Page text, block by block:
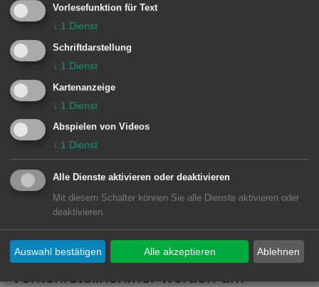
des Fußgängerüberweges ist darauf
zurückzuführen, dass die
Fußgängerüberwege an diesem
Einmündungsbereich bereits im Jahr
1977 und damit lange vor Inkrafttreten
der erwähnten Richtlinien angelegt
worden sind.
Die Aufhebung der Linksabbiegespur in
der Kolpingstraße wird in den nächsten
Wochen durch das städtische
Tiefbauamt ausgeführt. Die
Verkehrsteilnehmer werden um
Vorlesefunktion für Text
↓ 1 Dienst
Schriftdarstellung
↓ 1 Dienst
Kartenanzeige
↓ 1 Dienst
Abspielen von Videos
↓ 1 Dienst
Alle Dienste aktivieren oder deaktivieren
Mit diesem Schalter können Sie alle Dienste aktivieren oder
deaktivieren.
Ablehnen
Auswahl bestätigen Alle akzeptieren